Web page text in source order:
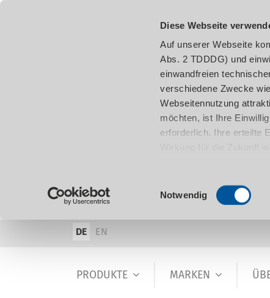
Diese Webseite
Auf unserer Webseite
Abs. 2 TDDDG) und
einwandfreien
verschiedene Zwecke
Webseitennutzung
möchten, ist Ihre
erforderlich. Ihre erteilte
Einwilligungsauswahl
Notwendig
DE EN
PRODUKTE MARKEN